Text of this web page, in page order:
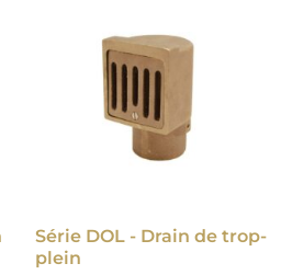
Série DOL - Drain de trop-
plein